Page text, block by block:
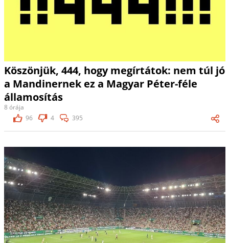
Köszönjük, 444, hogy megírtátok: nem túl jó
a Mandinernek ez a Magyar Péter-féle
államosítás
8 órája
96
4 395